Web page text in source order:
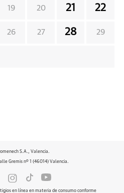
19 20 21 22
26 27 28 29
S.A., Valencia.
Gremis nº 1 (46014) Valencia.
en línea en materia de consumo conforme